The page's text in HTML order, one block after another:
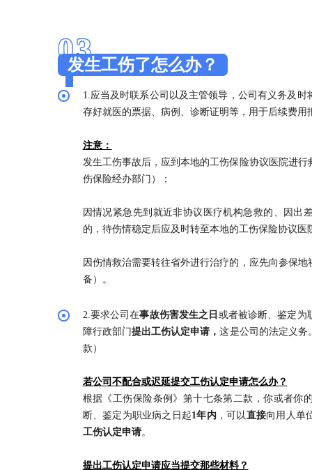
03
发生工伤了怎么办？
1.应当及时联系公司以及主管领导，公司有义务及
存好就医的票据、病例、诊断证明等，用于后续费用
注意：
发生工伤事故后，应到本地的工伤保险协议医院进
伤保险经办部门）；
因情况紧急先到就近非协议医疗机构急救的、因出
的，待伤情稳定后应及时转至本地的工伤保险协议医
因伤情救治需要转往省外进行治疗的，应先向参保
备）。
2.要求公司在事故伤害发生之日 或者被诊断、鉴定为
障行政部门提出工伤认定申请，这是公司的法定义务
款）
若公司不配合或迟延提交工伤认定申请怎么办？
根据《工伤保险条例》第十七条第二款，你或者你
断、鉴定为职业病之日起1年内，可以直接向用人单
工伤认定申请。
提出工伤认定申请应当提交那些材料？